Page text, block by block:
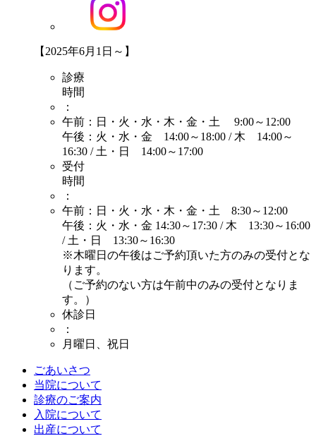
【2025年6月1日～】
診療
時間
：
午前：日・火・水・木・金・土 9:00～12:00
午後：火・水・金 14:00～18:00 / 木 14:00～
16:30 / 土・日 14:00～17:00
受付
時間
：
午前：日・火・水・木・金・土 8:30～12:00
午後：火・水・金 14:30～17:30 / 木 13:30～16:00
/ 土・日 13:30～16:30
※木曜日の午後はご予約頂いた方のみの受付とな
ります。
（ご予約のない方は午前中のみの受付となりま
す。）
休診日
：
月曜日、祝日
ごあいさつ
当院について
診療のご案内
入院について
出産について